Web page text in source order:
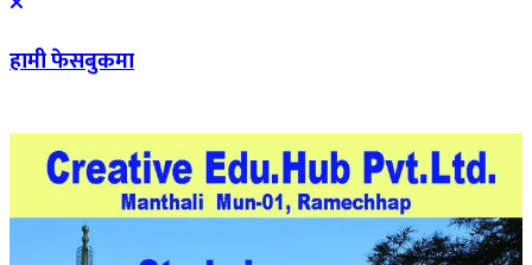
हामी फेसबुकमा